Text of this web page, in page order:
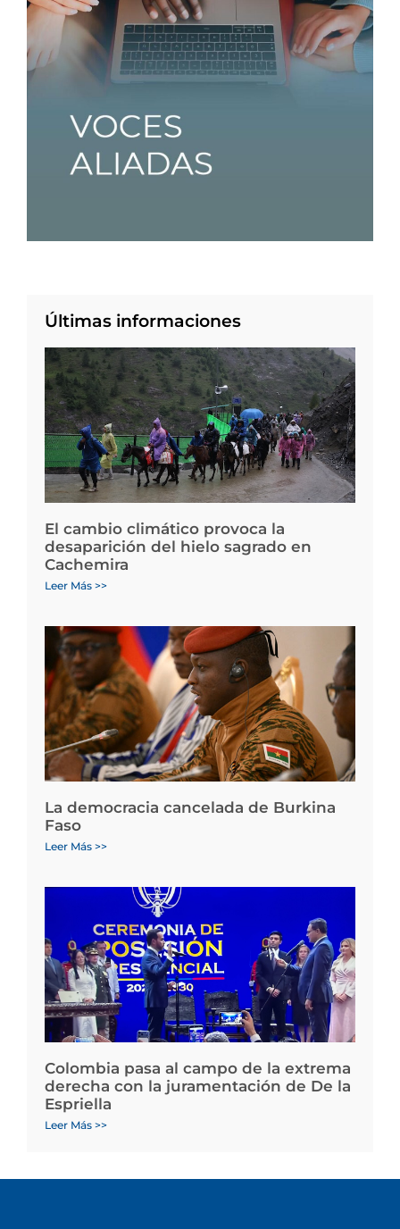
Últimas informaciones
El cambio climático provoca la
desaparición del hielo sagrado en
Cachemira
Leer Más >>
La democracia cancelada de Burkina
Faso
Leer Más >>
Colombia pasa al campo de la extrema
derecha con la juramentación de De la
Espriella
Leer Más >>